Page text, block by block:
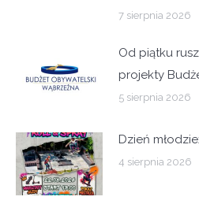
7 sierpnia 2026
Od piątku
projekty
5 sierpnia 2026
Dzień
4 sierpnia 2026